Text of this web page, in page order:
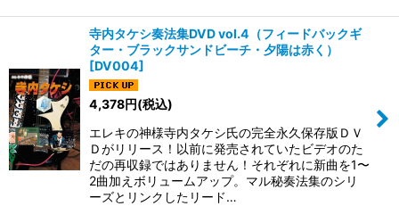
寺内タケシ奏法集DVD vol.4（フィードバックギ
ター・ブラックサンドビーチ・夕陽は赤く）
[DV004]
4,378円(税込)
エレキの神様寺内タケシ氏の完全永久保存版ＤＶ
Ｄがリリース！以前に発売されていたビデオのた
だの再収録ではありません！それぞれに新曲を1〜
2曲加えボリュームアップ。マル秘奏法集のシリ
ーズとリンクしたリード…